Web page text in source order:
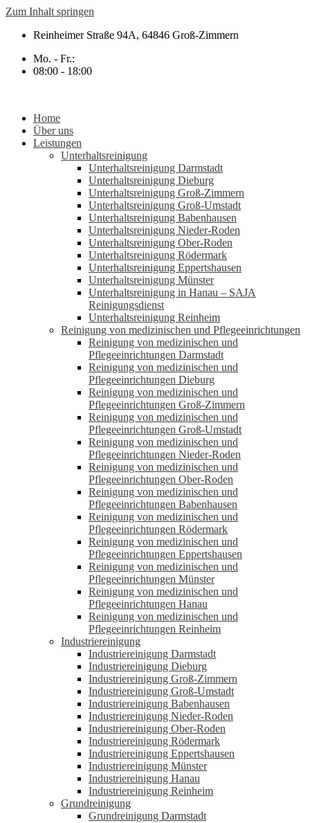
Zum Inhalt springen
Reinheimer Straße 94A, 64846 Groß-Zimmern
Mo. - Fr.:
08:00 - 18:00
Home
Über uns
Leistungen
Unterhaltsreinigung
Unterhaltsreinigung Darmstadt
Unterhaltsreinigung Dieburg
Unterhaltsreinigung Groß-Zimmern
Unterhaltsreinigung Groß-Umstadt
Unterhaltsreinigung Babenhausen
Unterhaltsreinigung Nieder-Roden
Unterhaltsreinigung Ober-Roden
Unterhaltsreinigung Rödermark
Unterhaltsreinigung Eppertshausen
Unterhaltsreinigung Münster
Unterhaltsreinigung in Hanau – SAJA
Reinigungsdienst
Unterhaltsreinigung Reinheim
Reinigung von medizinischen und Pflegeeinrichtungen
Reinigung von medizinischen und
Pflegeeinrichtungen Darmstadt
Reinigung von medizinischen und
Pflegeeinrichtungen Dieburg
Reinigung von medizinischen und
Pflegeeinrichtungen Groß-Zimmern
Reinigung von medizinischen und
Pflegeeinrichtungen Groß-Umstadt
Reinigung von medizinischen und
Pflegeeinrichtungen Nieder-Roden
Reinigung von medizinischen und
Pflegeeinrichtungen Ober-Roden
Reinigung von medizinischen und
Pflegeeinrichtungen Babenhausen
Reinigung von medizinischen und
Pflegeeinrichtungen Rödermark
Reinigung von medizinischen und
Pflegeeinrichtungen Eppertshausen
Reinigung von medizinischen und
Pflegeeinrichtungen Münster
Reinigung von medizinischen und
Pflegeeinrichtungen Hanau
Reinigung von medizinischen und
Pflegeeinrichtungen Reinheim
Industriereinigung
Industriereinigung Darmstadt
Industriereinigung Dieburg
Industriereinigung Groß-Zimmern
Industriereinigung Groß-Umstadt
Industriereinigung Babenhausen
Industriereinigung Nieder-Roden
Industriereinigung Ober-Roden
Industriereinigung Rödermark
Industriereinigung Eppertshausen
Industriereinigung Münster
Industriereinigung Hanau
Industriereinigung Reinheim
Grundreinigung
Grundreinigung Darmstadt